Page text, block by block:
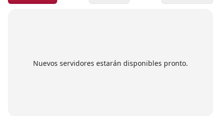
Nuevos servidores estarán disponibles pronto.